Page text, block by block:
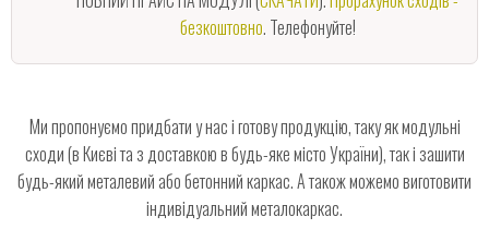
безкоштовно. Телефонуйте!
Ми пропонуємо придбати у нас і готову продукцію, таку як модульні
сходи (в Києві та з доставкою в будь-яке місто України), так і зашити
будь-який металевий або бетонний каркас. А також можемо виготовити
індивідуальний металокаркас.